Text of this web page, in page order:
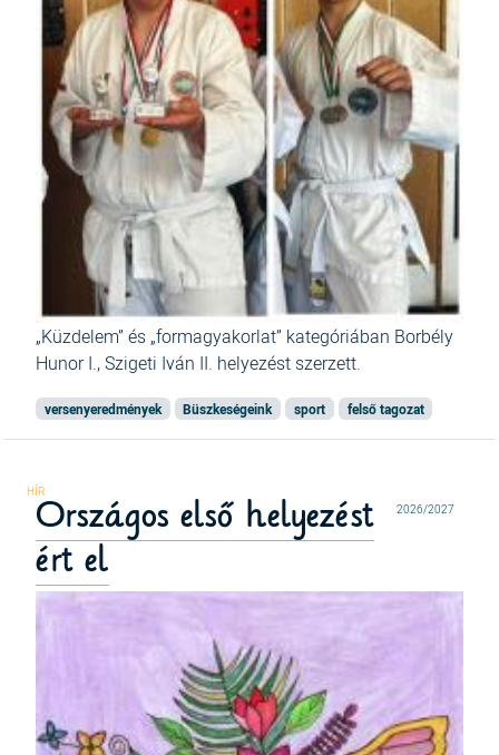
„Küzdelem” és „formagyakorlat” kategóriában Borbély
Hunor I., Szigeti Iván II. helyezést szerzett.
versenyeredmények Büszkeségeink sport felső tagozat
2026/2027
Országos első helyezést
ért el